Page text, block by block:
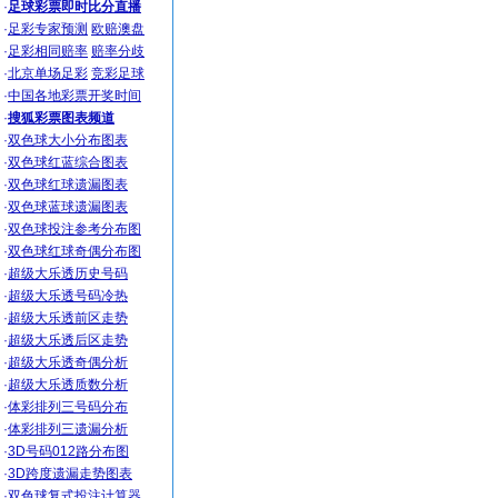
·足球彩票即时比分直播
·足彩专家预测 欧赔澳盘
·足彩相同赔率 赔率分歧
·北京单场足彩 竞彩足球
·中国各地彩票开奖时间
·搜狐彩票图表频道
·双色球大小分布图表
·双色球红蓝综合图表
·双色球红球遗漏图表
·双色球蓝球遗漏图表
·双色球投注参考分布图
·双色球红球奇偶分布图
·超级大乐透历史号码
·超级大乐透号码冷热
·超级大乐透前区走势
·超级大乐透后区走势
·超级大乐透奇偶分析
·超级大乐透质数分析
·体彩排列三号码分布
·体彩排列三遗漏分析
·3D号码012路分布图
·3D跨度遗漏走势图表